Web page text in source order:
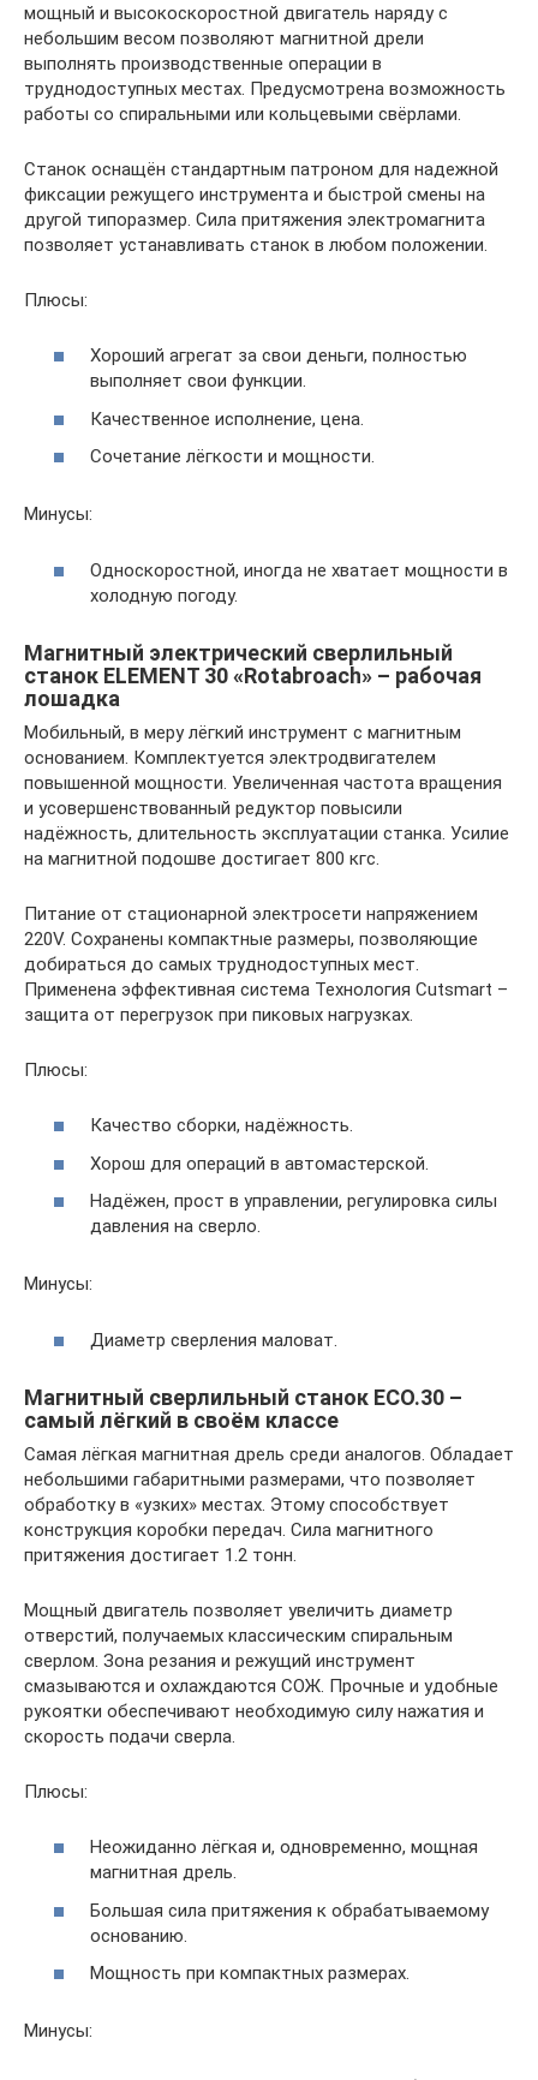
мощный и высокоскоростной двигатель наряду с
небольшим весом позволяют магнитной дрели
выполнять производственные операции в
труднодоступных местах. Предусмотрена возможность
работы со спиральными или кольцевыми свёрлами.
Станок оснащён стандартным патроном для надежной
фиксации режущего инструмента и быстрой смены на
другой типоразмер. Сила притяжения электромагнита
позволяет устанавливать станок в любом положении.
Плюсы:
Хороший агрегат за свои деньги, полностью
выполняет свои функции.
Качественное исполнение, цена.
Сочетание лёгкости и мощности.
Минусы:
Односкоростной, иногда не хватает мощности в
холодную погоду.
Магнитный электрический сверлильный
станок ELEMENT 30 «Rotabroach» – рабочая
лошадка
Мобильный, в меру лёгкий инструмент с магнитным
основанием. Комплектуется электродвигателем
повышенной мощности. Увеличенная частота вращения
и усовершенствованный редуктор повысили
надёжность, длительность эксплуатации станка. Усилие
на магнитной подошве достигает 800 кгс.
Питание от стационарной электросети напряжением
220V. Сохранены компактные размеры, позволяющие
добираться до самых труднодоступных мест.
Применена эффективная система Технология Cutsmart –
защита от перегрузок при пиковых нагрузках.
Плюсы:
Качество сборки, надёжность.
Хорош для операций в автомастерской.
Надёжен, прост в управлении, регулировка силы
давления на сверло.
Минусы:
Диаметр сверления маловат.
Магнитный сверлильный станок ЕСО.30 –
самый лёгкий в своём классе
Самая лёгкая магнитная дрель среди аналогов. Обладает
небольшими габаритными размерами, что позволяет
обработку в «узких» местах. Этому способствует
конструкция коробки передач. Сила магнитного
притяжения достигает 1.2 тонн.
Мощный двигатель позволяет увеличить диаметр
отверстий, получаемых классическим спиральным
сверлом. Зона резания и режущий инструмент
смазываются и охлаждаются СОЖ. Прочные и удобные
рукоятки обеспечивают необходимую силу нажатия и
скорость подачи сверла.
Плюсы:
Неожиданно лёгкая и, одновременно, мощная
магнитная дрель.
Большая сила притяжения к обрабатываемому
основанию.
Мощность при компактных размерах.
Минусы: